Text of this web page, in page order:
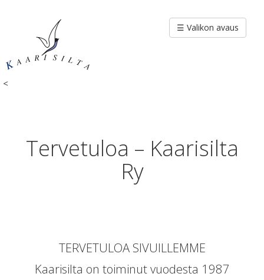
<
☰ Valikon avaus
Tervetuloa – Kaarisilta
Ry
TERVETULOA SIVUILLEMME
Kaarisilta on toiminut vuodesta 1987